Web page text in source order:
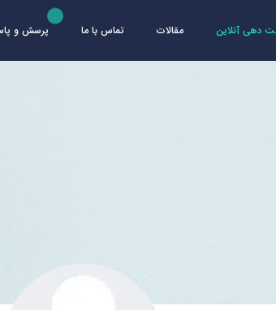
دهی آنلاین مقالات تماس با ما پرسش و